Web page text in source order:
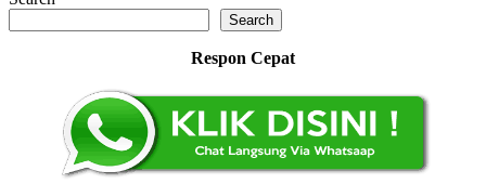
Search
Respon Cepat